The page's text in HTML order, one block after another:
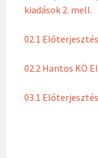
kiadások 2. mell.
02.1
02.2 Hantos KÖ
03.1